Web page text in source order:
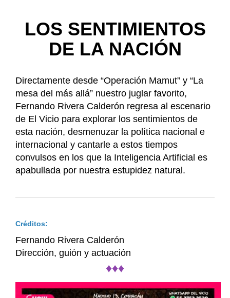
LOS SENTIMIENTOS
DE LA NACIÓN
Directamente desde “Operación Mamut” y “La
mesa del más allá” nuestro juglar favorito,
Fernando Rivera Calderón regresa al escenario
de El Vicio para explorar los sentimientos de
esta nación, desmenuzar la política nacional e
internacional y cantarle a estos tiempos
convulsos en los que la Inteligencia Artificial es
apabullada por nuestra estupidez natural.
Créditos:
Fernando Rivera Calderón
Dirección, guión y actuación
♦♦♦